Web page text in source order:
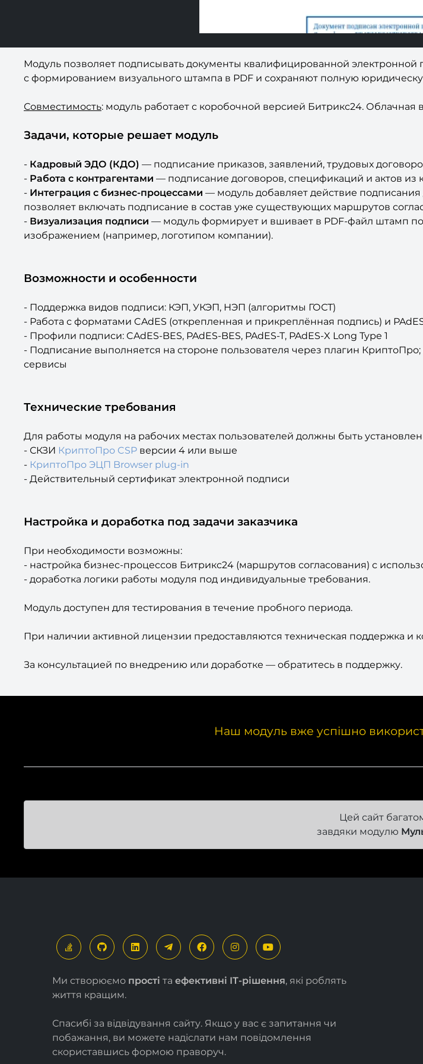
Модуль позволяет подписывать документы квалифицированной
с формированием визуального штампа в PDF и сохраняют полную
Совместимость: модуль работает с коробочной версией Битрикс24. Облачная
Задачи, которые решает модуль
- Кадровый ЭДО (КДО) — подписание приказов, заявлений, трудовых
- Работа с контрагентами — подписание договоров, спецификаций и актов из
- Интеграция с бизнес-процессами — модуль добавляет действие
позволяет включать подписание в состав уже существующих маршрутов
- Визуализация подписи — модуль формирует и вшивает в PDF-файл штамп
изображением (например, логотипом компании).
Возможности и особенности
- Поддержка видов подписи: КЭП, УКЭП, НЭП (алгоритмы ГОСТ)
- Работа с форматами CAdES (открепленная и прикреплённая подпись) и
- Профили подписи: CAdES-BES, PAdES-BES, PAdES-T, PAdES-X Long Type 1
- Подписание выполняется на стороне пользователя через плагин
сервисы
Технические требования
Для работы модуля на рабочих местах пользователей должны быть
- СКЗИ КриптоПро CSP версии 4 или выше
- КриптоПро ЭЦП Browser plug-in
- Действительный сертификат электронной подписи
Настройка и доработка под задачи заказчика
При необходимости возможны:
- настройка бизнес-процессов Битрикс24 (маршрутов согласования) с
- доработка логики работы модуля под индивидуальные требования.
Модуль доступен для тестирования в течение пробного периода.
При наличии активной лицензии предоставляются техническая поддержка и
За консультацией по внедрению или доработке — обратитесь в поддержку.
Наш модуль вже успішно
Цей сайт
завдяки модулю
Ми створюємо прості та ефективні ІТ-рішення, які роблять
життя кращим.
Спасибі за відвідування сайту. Якщо у вас є запитання чи
побажання, ви можете надіслати нам повідомлення
скориставшись формою праворуч.